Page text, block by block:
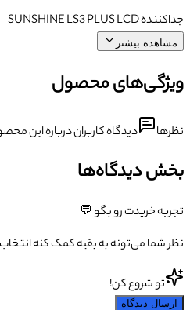
جداکننده SUNSHINE LS3 PLUS LCD
مشاهده بیشتر
ویژگی‌های محصول
نظرها دیدگاه کاربران درباره این
بخش دیدگاه‌ها
تجربه خریدت رو بگو 💬
نظر شما می‌تونه به بقیه کمک کنه
تو شروع کن!
ارسال دیدگاه